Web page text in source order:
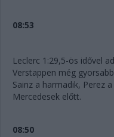
08:53
Leclerc 1:29,5-ös idővel
Verstappen még
Sainz a harmadik, Perez
Mercedesek előtt.
08:50